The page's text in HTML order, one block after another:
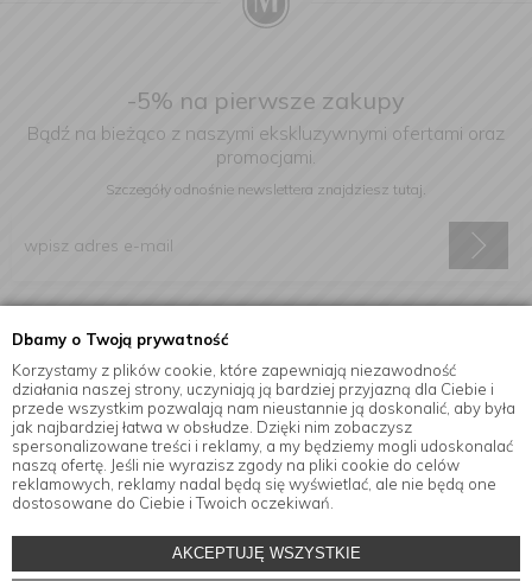
Dbamy o Twoją prywatność
Korzystamy z plików cookie, które zapewniają niezawodność
działania naszej strony, uczyniają ją bardziej przyjazną dla Ciebie i
przede wszystkim pozwalają nam nieustannie ją doskonalić, aby była
jak najbardziej łatwa w obsłudze. Dzięki nim zobaczysz
spersonalizowane treści i reklamy, a my będziemy mogli udoskonalać
naszą ofertę. Jeśli nie wyrazisz zgody na pliki cookie do celów
reklamowych, reklamy nadal będą się wyświetlać, ale nie będą one
dostosowane do Ciebie i Twoich oczekiwań.
AKCEPTUJĘ WSZYSTKIE
-5% na pierwsze zakupy
Bądź na bieżąco z naszymi ekskluzywnymi ofertami oraz
promocjami.
Szczegóły odnośnie newslettera znajdziesz tutaj.
elektroniczną na podany adres e-mail.
Informacje
Akcesoria kuchenne w sklepie internetowym MensaHome.eu